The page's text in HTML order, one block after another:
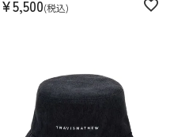
¥5,500 税込